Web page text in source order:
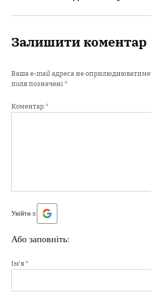
Залишити коментар
Ваша e-mail адреса не
поля позначені*
Коментар*
Увійти з:
Або заповніть:
Ім'я*